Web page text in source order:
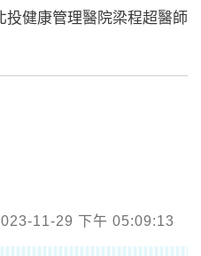
健康管理醫院梁程超醫師
11-29 下午 05:09:13